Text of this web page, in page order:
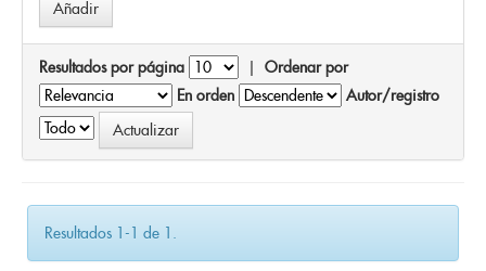
Resultados por página | Ordenar por
En orden
Autor/registro
Resultados 1-1 de 1.